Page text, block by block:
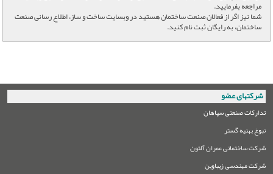
مراجعه بفرمایید.
شما نیز اگر از فعالان صنعت ساختمان هستید در وبسایت ساخت و ساز، اطلاع رسانی صنعت
ساختمان، به رایگان ثبت نام کنید.
شرکتهای عضو
تدارکات صنعتی سپاهان
نبوغ بهنیه گستر
شرکت ساختمانی عمران آلتون
شرکت مهندسی زیباوین